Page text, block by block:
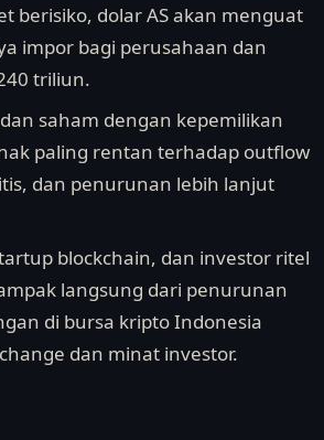
berisiko, dolar AS akan menguat
impor bagi perusahaan dan
triliun.
saham dengan kepemilikan
paling rentan terhadap outflow
dan penurunan lebih lanjut
blockchain, dan investor ritel
langsung dari penurunan
di bursa kripto Indonesia
dan minat investor.